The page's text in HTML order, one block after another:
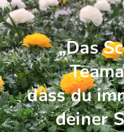
„Das
dass du
deiner